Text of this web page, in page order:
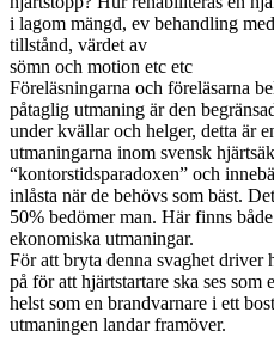
i lagom mängd, ev behandling
tillstånd, värdet av
sömn och motion etc etc
Föreläsningarna och föreläsarna
påtaglig utmaning är den
under kvällar och helger, detta är
utmaningarna inom svensk
“kontorstidsparadoxen” och
inlåsta när de behövs som bäst.
50% bedömer man. Här finns
ekonomiska utmaningar.
För att bryta denna svaghet
på för att hjärtstartare ska ses som
helst som en brandvarnare i ett
utmaningen landar framöver.